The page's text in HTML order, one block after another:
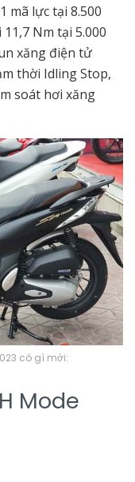
mã lực tại 8.500
Nm tại 5.000
xăng điện tử
thời Idling Stop,
soát hơi xăng
có gì mới:
Mode